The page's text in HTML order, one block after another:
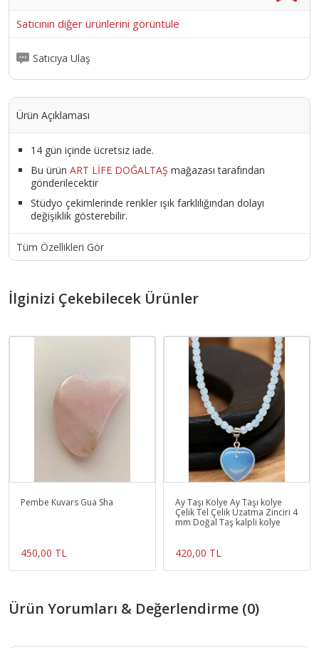
Satıcının diğer ürünlerini görüntüle
Satıcıya Ulaş
Ürün Açıklaması
14 gün içinde ücretsiz iade.
Bu ürün ART LİFE DOĞALTAŞ mağazası tarafından
gönderilecektir
Stüdyo çekimlerinde renkler ışık farklılığından dolayı
değişiklik gösterebilir.
Tüm Özellikleri Gör
İlginizi Çekebilecek Ürünler
Pembe Kuvars Gua Sha
450,00 TL
Ay Taşı Kolye Ay Taşı kolye
Çelik Tel Çelik Uzatma Zinciri 4
mm Doğal Taş kalpli kolye
420,00 TL
Ürün Yorumları & Değerlendirme (0)